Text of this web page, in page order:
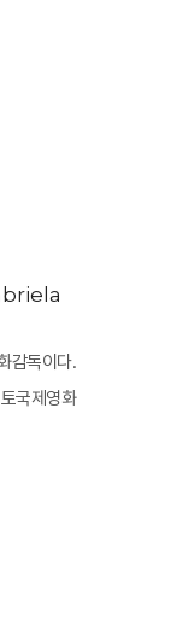
감독이다.
국제영화